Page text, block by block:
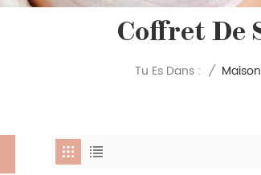
Coffret De
Tu Es Dans : / Maison